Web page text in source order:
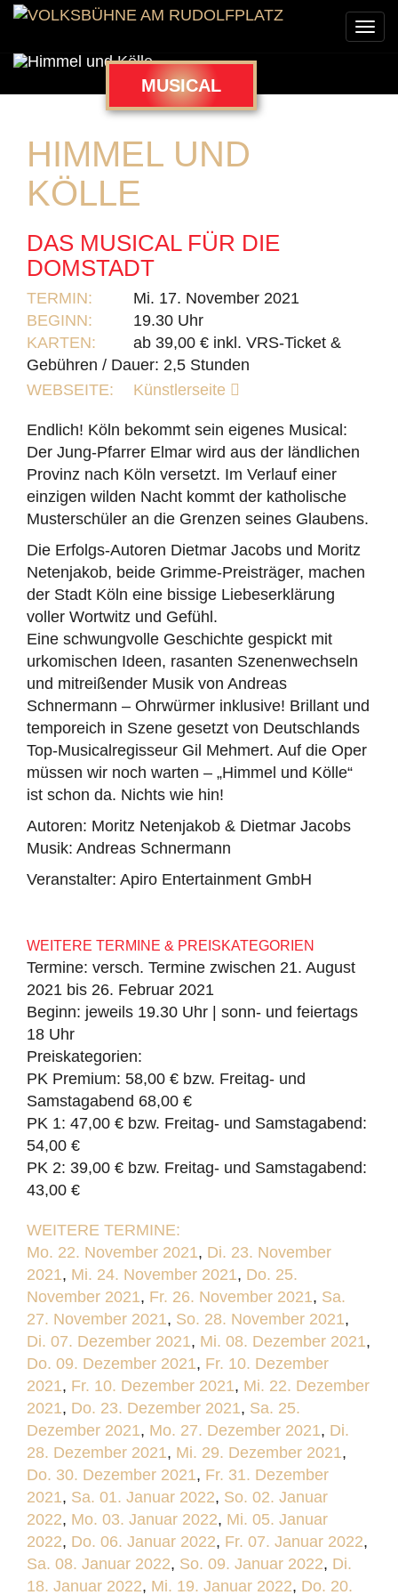
MUSICAL
HIMMEL UND
KÖLLE
DAS MUSICAL FÜR DIE
DOMSTADT
TERMIN:
Mi. 17. November 2021
BEGINN:
19.30 Uhr
KARTEN:
ab 39,00 € inkl. VRS-Ticket &
Gebühren / Dauer: 2,5 Stunden
WEBSEITE:
Künstlerseite
Endlich! Köln bekommt sein eigenes Musical:
Der Jung-Pfarrer Elmar wird aus der ländlichen
Provinz nach Köln versetzt. Im Verlauf einer
einzigen wilden Nacht kommt der katholische
Musterschüler an die Grenzen seines Glaubens.
Die Erfolgs-Autoren Dietmar Jacobs und Moritz
Netenjakob, beide Grimme-Preisträger, machen
der Stadt Köln eine bissige Liebeserklärung
voller Wortwitz und Gefühl.
Eine schwungvolle Geschichte gespickt mit
urkomischen Ideen, rasanten Szenenwechseln
und mitreißender Musik von Andreas
Schnermann – Ohrwürmer inklusive! Brillant und
temporeich in Szene gesetzt von Deutschlands
Top-Musicalregisseur Gil Mehmert. Auf die Oper
müssen wir noch warten – „Himmel und Kölle“
ist schon da. Nichts wie hin!
Autoren: Moritz Netenjakob & Dietmar Jacobs
Musik: Andreas Schnermann
Veranstalter: Apiro Entertainment GmbH
WEITERE TERMINE & PREISKATEGORIEN
Termine: versch. Termine zwischen 21. August
2021 bis 26. Februar 2021
Beginn: jeweils 19.30 Uhr | sonn- und feiertags
18 Uhr
Preiskategorien:
PK Premium: 58,00 € bzw. Freitag- und
Samstagabend 68,00 €
PK 1: 47,00 € bzw. Freitag- und Samstagabend:
54,00 €
PK 2: 39,00 € bzw. Freitag- und Samstagabend:
43,00 €
WEITERE TERMINE:
Mo. 22. November 2021, Di. 23. November
2021, Mi. 24. November 2021, Do. 25.
November 2021, Fr. 26. November 2021, Sa.
27. November 2021, So. 28. November 2021,
Di. 07. Dezember 2021, Mi. 08. Dezember 2021,
Do. 09. Dezember 2021, Fr. 10. Dezember
2021, Fr. 10. Dezember 2021, Mi. 22. Dezember
2021, Do. 23. Dezember 2021, Sa. 25.
Dezember 2021, Mo. 27. Dezember 2021, Di.
28. Dezember 2021, Mi. 29. Dezember 2021,
Do. 30. Dezember 2021, Fr. 31. Dezember
2021, Sa. 01. Januar 2022, So. 02. Januar
2022, Mo. 03. Januar 2022, Mi. 05. Januar
2022, Do. 06. Januar 2022, Fr. 07. Januar 2022,
Sa. 08. Januar 2022, So. 09. Januar 2022, Di.
18. Januar 2022, Mi. 19. Januar 2022, Do. 20.